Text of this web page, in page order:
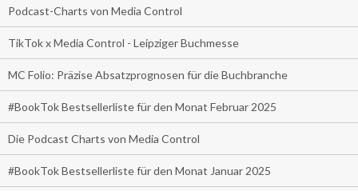
Podcast-Charts von Media Control
TikTok x Media Control - Leipziger Buchmesse
MC Folio: Präzise Absatzprognosen für die Buchbranche
#BookTok Bestsellerliste für den Monat Februar 2025
Die Podcast Charts von Media Control
#BookTok Bestsellerliste für den Monat Januar 2025